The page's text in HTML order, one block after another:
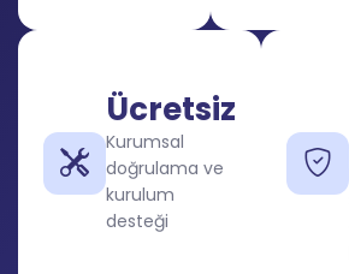
Ücretsiz
Kurumsal
doğrulama ve
kurulum
desteği